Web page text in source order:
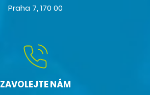
Praha 7, 170 00
ZAVOLEJTE NÁM